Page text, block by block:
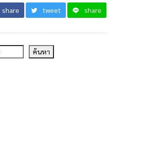
share tweet share
ค้นหา